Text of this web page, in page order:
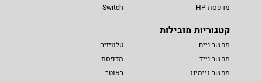
מדפסת HP
Switch
קטגוריות מובילות
מחשב נייח
מחשב נייד
מחשב גיימינג
טלוויזיה
מדפסת
ראוטר